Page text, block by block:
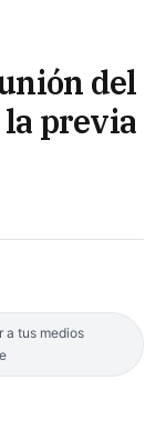
del
previa
a tus medios